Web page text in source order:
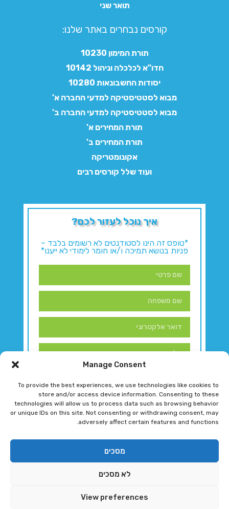
Manage Consent
To provide the best experiences, we use technologies like cookies to
store and/or access device information. Consenting to these
technologies will allow us to process data such as browsing behavior
or unique IDs on this site. Not consenting or withdrawing consent, may
adversely affect certain features and functions.
מסכים
לא מסכים
View preferences
תואר שני
קורסים נבחרים באתר שלנו:​
תורת המימון 10230
חדו"א לכלכלה וניהול 10142
יסודות החשבונאות 10280
מבוא לסטטיסטיקה למדעי החברה א'
מבוא לסטטיסטיקה למדעי החברה ב'
תורת המחירים א'
תורת המחירים ב'
אקונומטריקה
ועוד שלל קורסים רבים
איך נוכל לעזור לכם?
*טופס זה הינו לסטודנטים לא רשומים בלבד –
פניות בנושא תמיכה ו/או חומר לימודי לא ייענו*